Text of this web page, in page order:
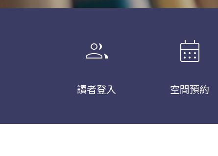
group
讀者登入
calendar_month
空間預約